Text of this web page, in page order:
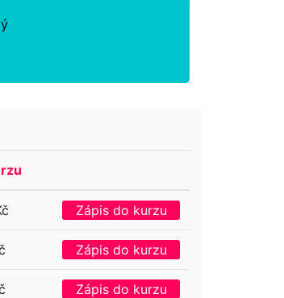
Zápis do kurzu
Zápis do kurzu
Zápis do kurzu